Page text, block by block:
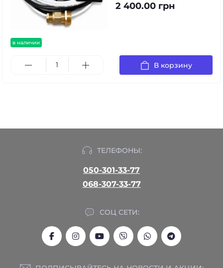
в наличии
2 400.00 грн
В корзину
ТЕЛЕФОНЫ:
050-301-33-77
068-307-33-77
СОЦ СЕТИ: